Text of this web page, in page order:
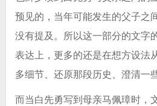
预见的，当年可能发生的父子之
没有提及。所以这一部分的文字
表达上，更多的还是在想方设法
多细节、还原那段历史、澄清一
而当白先勇写到母亲马佩璋时，